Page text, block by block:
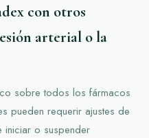
con otros
arterial o la
sobre todos los fármacos
pueden requerir ajustes de
iniciar o suspender